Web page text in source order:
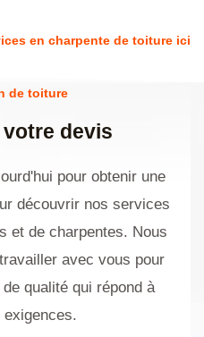
en charpente de toiture ici
de toiture
votre devis
pour obtenir une
découvrir nos services
et de charpentes. Nous
avec vous pour
qualité qui répond à